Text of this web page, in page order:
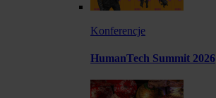
Konferencje
HumanTech Summit 2026